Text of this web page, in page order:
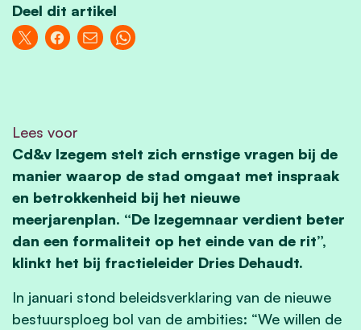
Deel dit artikel
Lees voor
Cd&v Izegem stelt zich ernstige vragen bij de
manier waarop de stad omgaat met inspraak
en betrokkenheid bij het nieuwe
meerjarenplan. “De Izegemnaar verdient beter
dan een formaliteit op het einde van de rit”,
klinkt het bij fractieleider Dries Dehaudt.
In januari stond beleidsverklaring van de nieuwe
bestuursploeg bol van de ambities: “We willen de